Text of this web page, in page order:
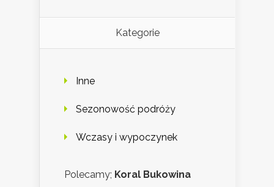
Kategorie
Inne
Sezonowość podróży
Wczasy i wypoczynek
Polecamy; Koral Bukowina